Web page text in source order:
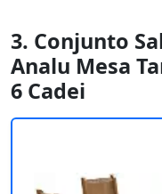
3. Conjunto
Analu Mesa
6 Cadei